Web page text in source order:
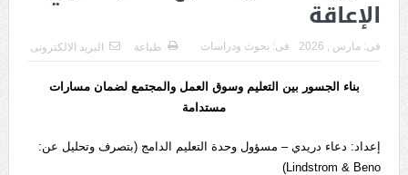
الإعاقة
فى: مارس , 2026 فى: بحوث ودراسات طباعة البريد الالكترونى
بناء الجسور بين التعليم وسوق العمل والمجتمع لضمان مسارات
مستدامة
إعداد: دعاء دريدي – مسؤول وحدة التعليم الدامج (بتصرف وتحليل عن:
Lindstrom & Beno)